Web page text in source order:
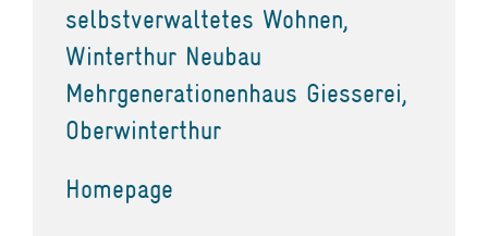
selbstverwaltetes Wohnen,
Winterthur Neubau
Mehrgenerationenhaus Giesserei,
Oberwinterthur
Homepage